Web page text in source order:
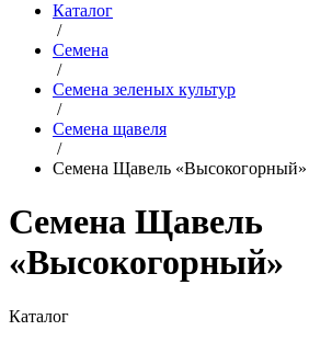
Каталог
/
Семена
/
Семена зеленых культур
/
Семена щавеля
/
Семена Щавель «Высокогорный»
Семена Щавель
«Высокогорный»
Каталог